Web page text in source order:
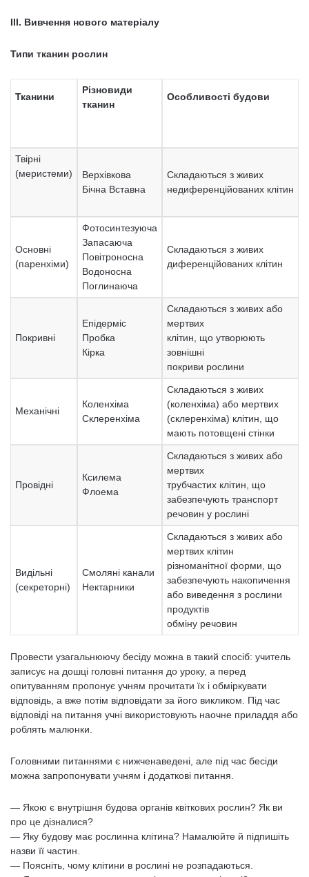
III. Вивчення нового матеріалу
Типи тканин рослин
Тканини
Різновиди
тканин
Особливості будови
Твірні
(меристеми)
Верхівкова
Бічна Вставна
Складаються з живих
недиференційованих клітин
Основні
(паренхіми)
Фотосинтезуюча
Запасаюча
Повітроносна
Водоносна
Поглинаюча
Складаються з живих
диференційованих клітин
Покривні
Епідерміс
Пробка
Кірка
Складаються з живих або
мертвих
клітин, що утворюють
зовнішні
покриви рослини
Механічні
Коленхіма
Склеренхіма
Складаються з живих
(коленхіма) або мертвих
(склеренхіма) клітин, що
мають потовщені стінки
Провідні
Ксилема
Флоема
Складаються з живих або
мертвих
трубчастих клітин, що
забезпечують транспорт
речовин у рослині
Видільні
(секреторні)
Смоляні канали
Нектарники
Складаються з живих або
мертвих клітин
різноманітної форми, що
забезпечують накопичення
або виведення з рослини
продуктів
обміну речовин
Провести узагальнюючу бесіду можна в такий спосіб: учитель
записує на дошці головні питання до уроку, а перед
опитуванням пропонує учням прочитати їх і обміркувати
відповідь, а вже потім відповідати за його викликом. Під час
відповіді на питання учні використовують наочне приладдя або
роблять малюнки.
Головними питаннями є нижченаведені, але під час бесіди
можна запропонувати учням і додаткові питання.
— Якою є внутрішня будова органів квіткових рослин? Як ви
про це дізналися?
— Яку будову має рослинна клітина? Намалюйте й підпишіть
назви її частин.
— Поясніть, чому клітини в рослині не розпадаються.